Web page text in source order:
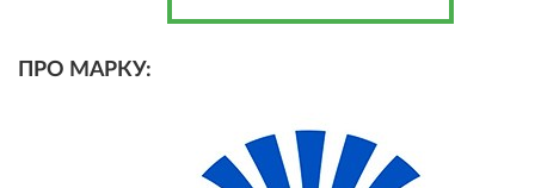
ПРО МАРКУ: